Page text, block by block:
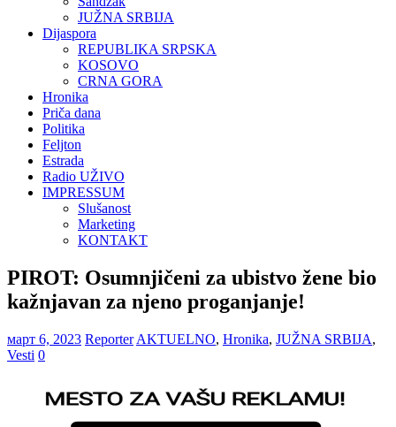
JUŽNA SRBIJA
Dijaspora
REPUBLIKA SRPSKA
KOSOVO
CRNA GORA
Hronika
Priča dana
Politika
Feljton
Estrada
Radio UŽIVO
IMPRESSUM
Slušanost
Marketing
KONTAKT
PIROT: Osumnjičeni za ubistvo žene bio
kažnjavan za njeno proganjanje!
март 6, 2023 Reporter AKTUELNO, Hronika, JUŽNA SRBIJA,
Vesti 0